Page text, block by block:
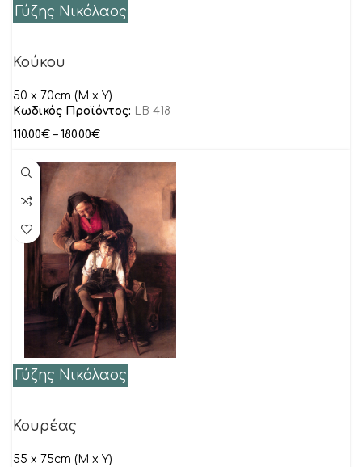
Γύζης Νικόλαος
Κούκου
50 x 70cm (M x Y)
Κωδικός Προϊόντος: LB 418
110.00€ – 180.00€
Γύζης Νικόλαος
Κουρέας
55 x 75cm (M x Y)